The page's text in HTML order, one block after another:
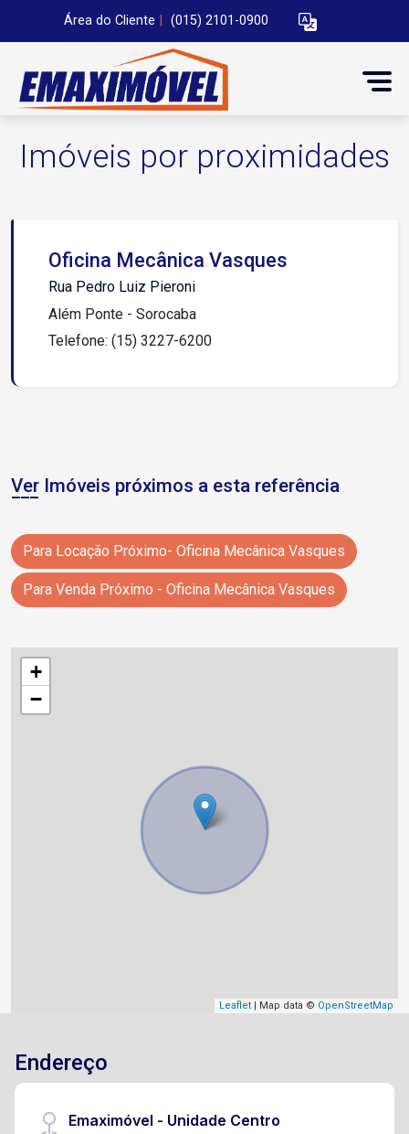
Área do Cliente (015) 2101-0900
Imóveis por proximidades
Oficina Mecânica Vasques
Rua Pedro Luiz Pieroni
Além Ponte - Sorocaba
Telefone: (15) 3227-6200
Ver Imóveis próximos a esta referência
Para Locação Próximo- Oficina Mecânica Vasques
Para Venda Próximo - Oficina Mecânica Vasques
+
−
Leaflet | Map data © OpenStreetMap
Endereço
Emaximóvel - Unidade Centro